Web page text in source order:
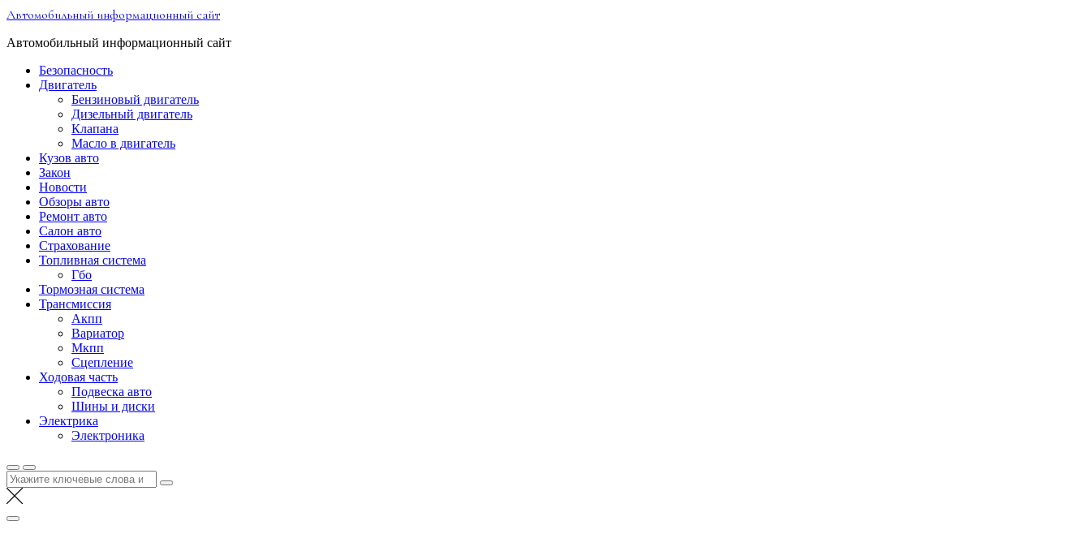
Перейти
содержимому
Автомобильный информационный сайт
Автомобильный информационный сайт
Безопасность
Двигатель
Бензиновый двигатель
Дизельный двигатель
Клапана
Масло в двигатель
Кузов авто
Закон
Новости
Обзоры авто
Ремонт авто
Салон авто
Страхование
Топливная система
Гбо
Тормозная система
Трансмиссия
Акпп
Вариатор
Мкпп
Сцепление
Ходовая часть
Подвеска авто
Шины и диски
Электрика
Электроника
Найти: